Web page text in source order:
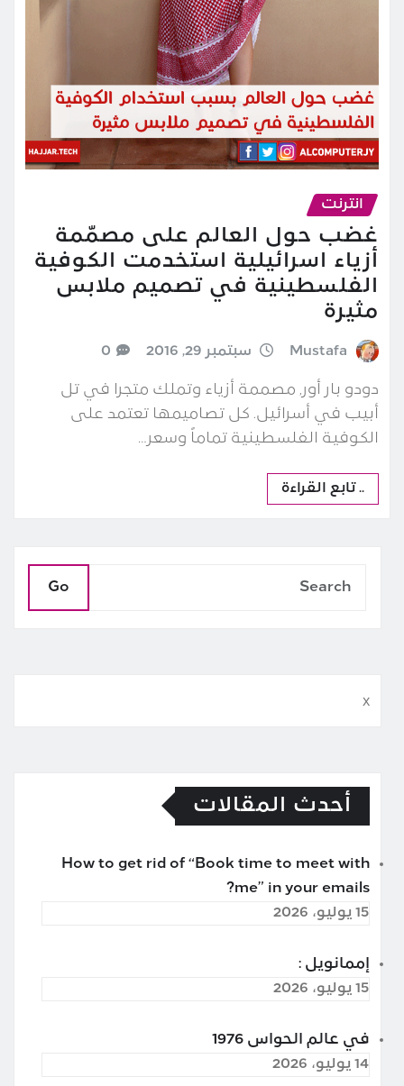
انترنت
غضب حول العالم على مصمّمة
أزياء اسرائيلية استخدمت الكوفية
الفلسطينية في تصميم ملابس
مثيرة
Mustafa سبتمبر 29, 2016 0
دودو بار أور, مصممة أزياء وتملك متجرا في تل
أبيب في أسرائيل. كل تصاميمها تعتمد على
الكوفية الفلسطينية تماماً وسعر…
.. تابع القراءة
Go
x
أحدث المقالات
How to get rid of “Book time to meet with
me” in your emails?
15 يوليو، 2026
إممانويل :
15 يوليو، 2026
في عالم الحواس 1976
14 يوليو، 2026